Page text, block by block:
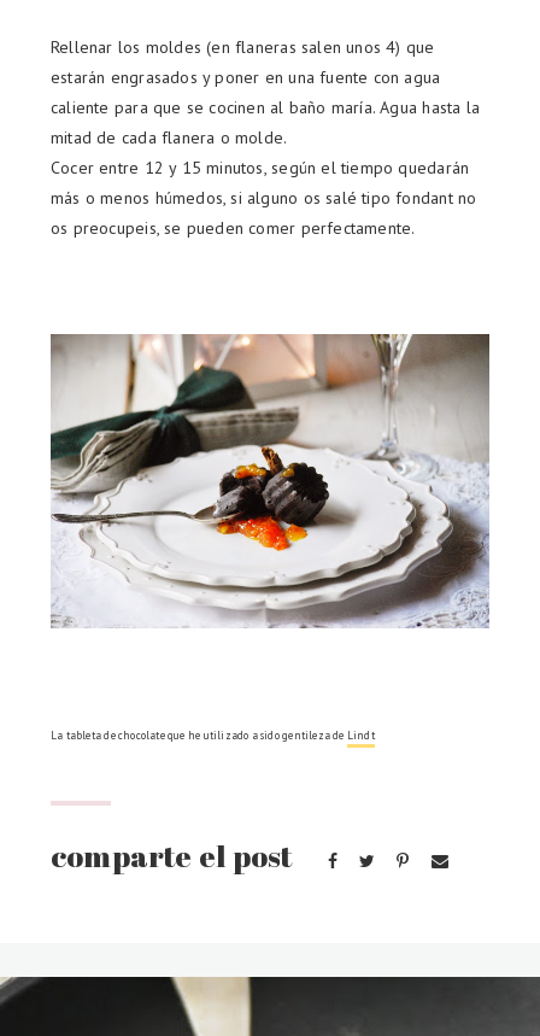
Rellenar los moldes (en flaneras salen unos 4) que
estarán engrasados y poner en una fuente con agua
caliente para que se cocinen al baño maría. Agua hasta la
mitad de cada flanera o molde.
Cocer entre 12 y 15 minutos, según el tiempo quedarán
más o menos húmedos, si alguno os salé tipo fondant no
os preocupeis, se pueden comer perfectamente.
La tableta de chocolate que he utilizado a sido gentileza de Lindt